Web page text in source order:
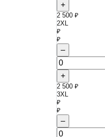
+
2 500 ₽
2XL
₽
₽
–
+
2 500 ₽
3XL
₽
₽
–